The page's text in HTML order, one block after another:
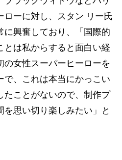
ローに対し、スタン リー氏
に興奮しており、「国際的
とは私からすると面白い経
の女性スーパーヒーローを
で、これは本当にかっこい
たことがないので、制作プ
を思い切り楽しみたい」と